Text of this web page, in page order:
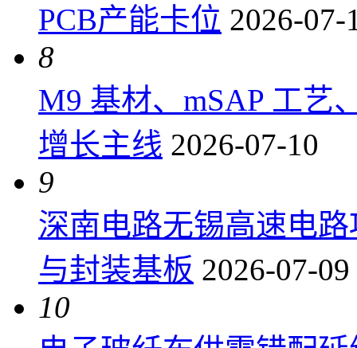
PCB产能卡位 2026-07-
8
M9 基材、mSAP 工艺
增长主线 2026-07-10
9
深南电路无锡高速电
与封装基板 2026-07-09
10